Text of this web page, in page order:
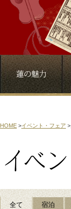
HOME >イベント・フェア >
全て 宿泊